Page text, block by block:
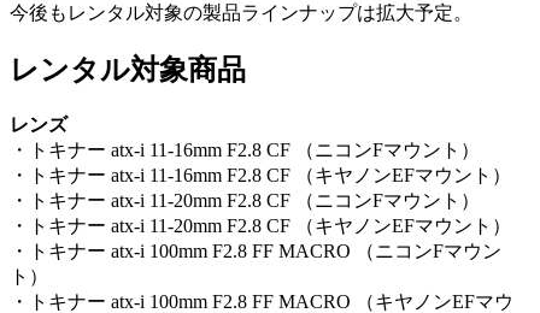
今後もレンタル対象の製品ラインナップは拡大予定。
レンタル対象商品
レンズ
・トキナー atx-i 11-16mm F2.8 CF （ニコンFマウント）
・トキナー atx-i 11-16mm F2.8 CF （キヤノンEFマウント）
・トキナー atx-i 11-20mm F2.8 CF （ニコンFマウント）
・トキナー atx-i 11-20mm F2.8 CF （キヤノンEFマウント）
・トキナー atx-i 100mm F2.8 FF MACRO （ニコンFマウン
ト）
・トキナー atx-i 100mm F2.8 FF MACRO （キヤノンEFマウ